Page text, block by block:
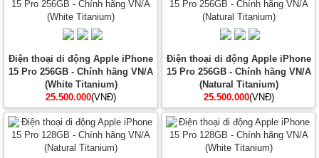
Điện thoại di động Apple iPhone
15 Pro 256GB - Chính hãng VN/A
(White Titanium)
25.500.000(VNĐ)
Điện thoại di động Apple iPhone
15 Pro 256GB - Chính hãng VN/A
(Natural Titanium)
25.500.000(VNĐ)